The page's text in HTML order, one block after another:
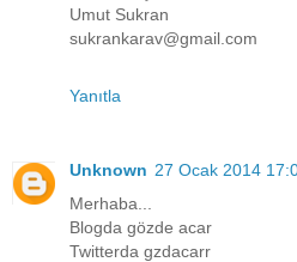
Umut Sukran
sukrankarav@gmail.com
Yanıtla
Unknown 27 Ocak 2014
Merhaba...
Blogda gözde acar
Twitterda gzdacarr